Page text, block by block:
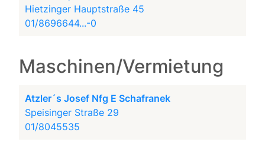
Hietzinger Hauptstraße 45
01/8696644...-0
Maschinen/Vermietung
Atzler´s Josef Nfg E Schafranek
Speisinger Straße 29
01/8045535